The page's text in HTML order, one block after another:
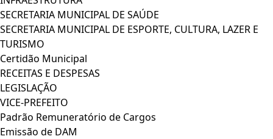
SECRETARIA MUNICIPAL DE SAÚDE
SECRETARIA MUNICIPAL DE ESPORTE, CULTURA, LAZER E
TURISMO
Certidão Municipal
RECEITAS E DESPESAS
LEGISLAÇÃO
VICE-PREFEITO
Padrão Remuneratório de Cargos
Emissão de DAM